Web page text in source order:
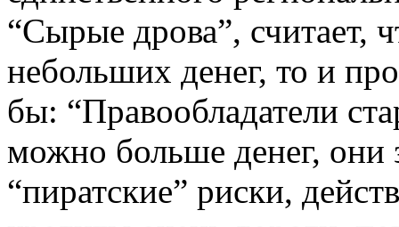
“Сырые дрова”, считает,
небольших денег, то и
бы: “Правообладатели
можно больше денег, они
“пиратские” риски,